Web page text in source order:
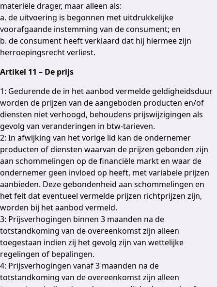
materiële drager, maar alleen als:
a. de uitvoering is begonnen met uitdrukkelijke
voorafgaande instemming van de consument; en
b. de consument heeft verklaard dat hij hiermee zijn
herroepingsrecht verliest.
Artikel 11 – De prijs
1: Gedurende de in het aanbod vermelde geldigheidsduur
worden de prijzen van de aangeboden producten en/of
diensten niet verhoogd, behoudens prijswijzigingen als
gevolg van veranderingen in btw-tarieven.
2: In afwijking van het vorige lid kan de ondernemer
producten of diensten waarvan de prijzen gebonden zijn
aan schommelingen op de financiële markt en waar de
ondernemer geen invloed op heeft, met variabele prijzen
aanbieden. Deze gebondenheid aan schommelingen en
het feit dat eventueel vermelde prijzen richtprijzen zijn,
worden bij het aanbod vermeld.
3: Prijsverhogingen binnen 3 maanden na de
totstandkoming van de overeenkomst zijn alleen
toegestaan indien zij het gevolg zijn van wettelijke
regelingen of bepalingen.
4: Prijsverhogingen vanaf 3 maanden na de
totstandkoming van de overeenkomst zijn alleen